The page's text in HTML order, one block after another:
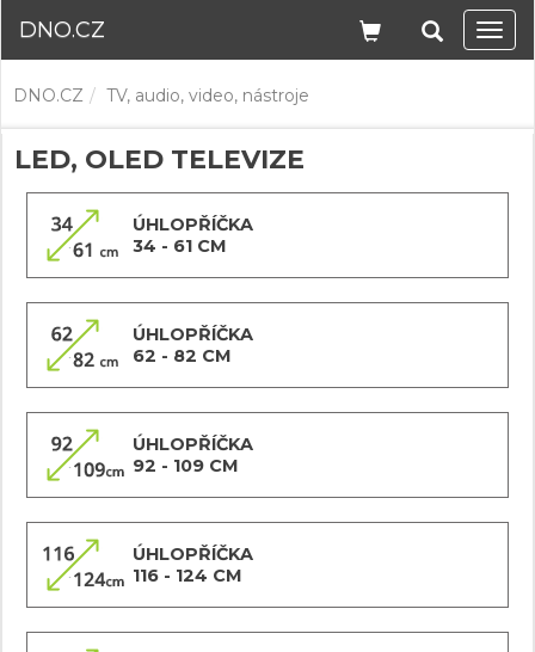
DNO.CZ
DNO.CZ TV, audio, video, nástroje
LED, OLED TELEVIZE
ÚHLOPŘÍČKA
34 - 61 CM
ÚHLOPŘÍČKA
62 - 82 CM
ÚHLOPŘÍČKA
92 - 109 CM
ÚHLOPŘÍČKA
116 - 124 CM